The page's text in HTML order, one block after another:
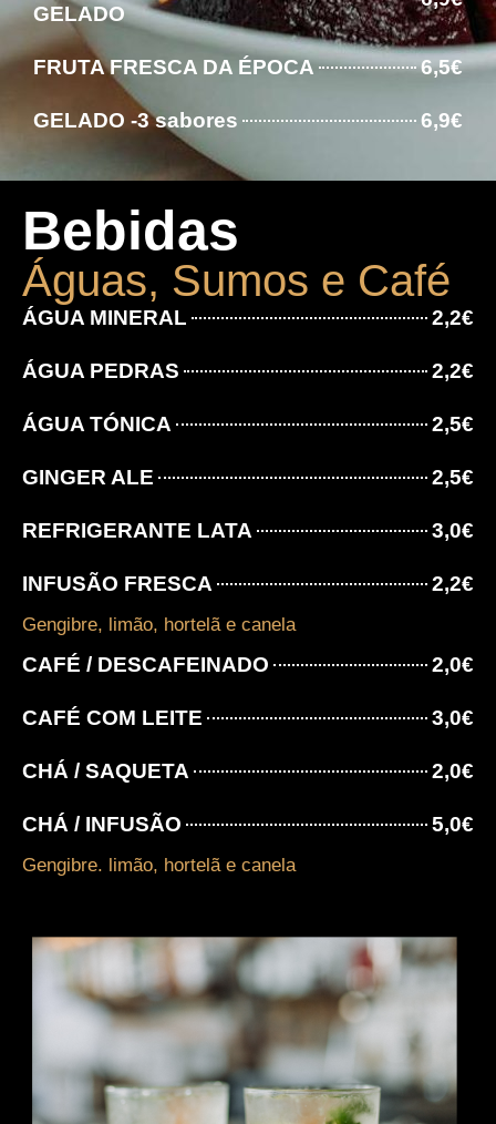
GELADO
FRUTA FRESCA DA ÉPOCA 6,5€
GELADO -3 sabores 6,9€
Bebidas
Águas, Sumos e Café
ÁGUA MINERAL 2,2€
ÁGUA PEDRAS 2,2€
ÁGUA TÓNICA 2,5€
GINGER ALE 2,5€
REFRIGERANTE LATA 3,0€
INFUSÃO FRESCA 2,2€
Gengibre, limão, hortelã e canela
CAFÉ / DESCAFEINADO 2,0€
CAFÉ COM LEITE 3,0€
CHÁ / SAQUETA 2,0€
CHÁ / INFUSÃO 5,0€
Gengibre. limão, hortelã e canela